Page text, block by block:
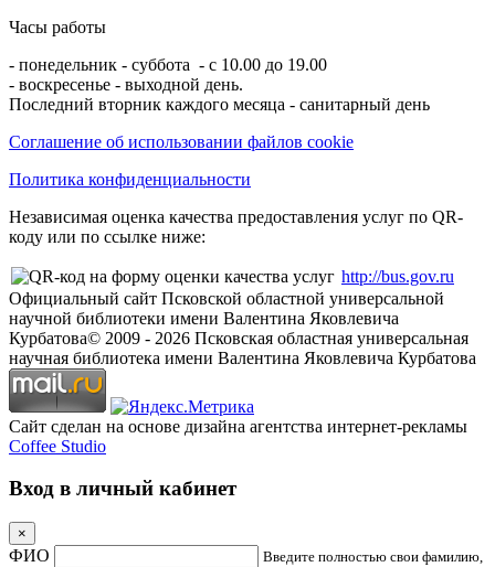
Часы работы
- понедельник - суббота - с 10.00 до 19.00
- воскресенье - выходной день.
Последний вторник каждого месяца - санитарный день
Соглашение об использовании файлов cookie
Политика конфиденциальности
Независимая оценка качества предоставления услуг по QR-
коду или по ссылке ниже:
http://bus.gov.ru
Официальный сайт Псковской областной универсальной
научной библиотеки имени Валентина Яковлевича
Курбатова© 2009 - 2026 Псковская областная универсальная
научная библиотека имени Валентина Яковлевича Курбатова
Сайт сделан на основе дизайна агентства интернет-рекламы
Coffee Studio
Вход в личный кабинет
×
ФИО
Введите полностью свои фамилию,